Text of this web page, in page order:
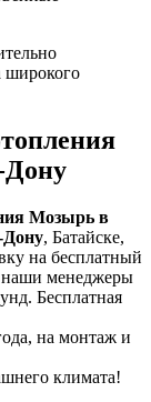
широкого
Дону
Мозырь в
, Батайске,
на бесплатный
наши менеджеры
Бесплатная
на монтаж и
климата!